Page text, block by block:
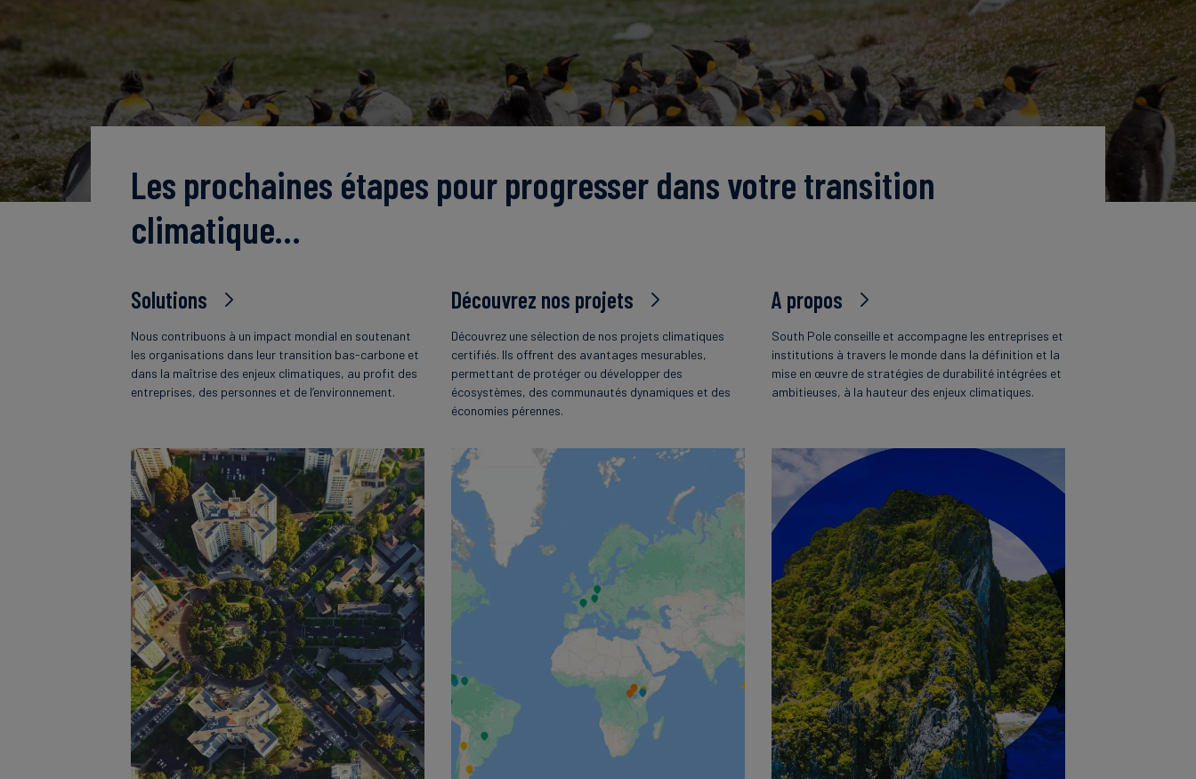
Les prochaines étapes pour progresser dans votre transition
climatique…
Solutions
Nous contribuons à un impact mondial en soutenant
les organisations dans leur transition bas-carbone et
dans la maîtrise des enjeux climatiques, au profit des
entreprises, des personnes et de l’environnement.
Découvrez nos projets
Découvrez une sélection de nos projets climatiques
certifiés. Ils offrent des avantages mesurables,
permettant de protéger ou développer des
écosystèmes, des communautés dynamiques et des
économies pérennes.
A propos
South Pole conseille et accompagne les entreprises et
institutions à travers le monde dans la définition et la
mise en œuvre de stratégies de durabilité intégrées et
ambitieuses, à la hauteur des enjeux climatiques.